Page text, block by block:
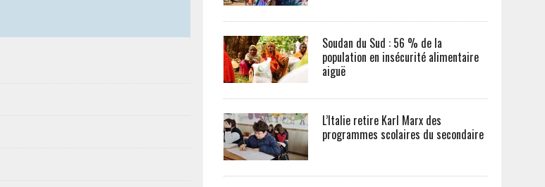
Soudan du Sud : 56 % de la
population en insécurité alimentaire
aiguë
L’Italie retire Karl Marx des
programmes scolaires du secondaire